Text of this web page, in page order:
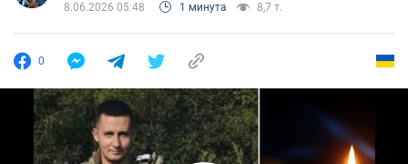
8.06.2026 05:48 1 минута 8,7 т.
0